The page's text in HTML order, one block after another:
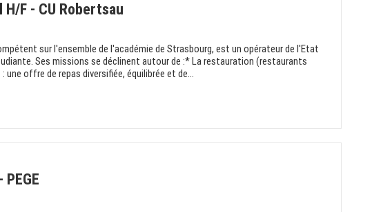
F - CU Robertsau
sur l'ensemble de l'académie de Strasbourg, est un opérateur de l'Etat
Ses missions se déclinent autour de :* La restauration (restaurants
offre de repas diversifiée, équilibrée et de...